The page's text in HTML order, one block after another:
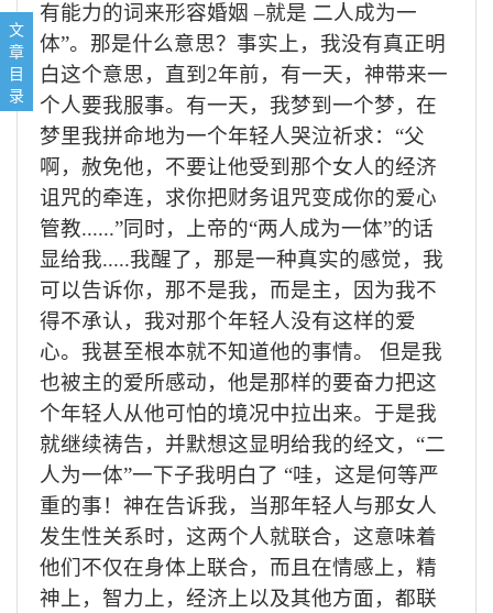
文
章
目
录
1，离婚是全球性的问题
2，完美的婚姻计划被这堕落的世界破坏
3，婚姻的目的 – 二人成为一体
有能力的词来形容婚姻–就是 二人成为一
体”。那是什么意思？事实上，我没有真正明
白这个意思，直到 2年前，有一天，神带来一
个人要我服事。有一天，我梦到一个梦，在
梦里我拼命地为一个年轻人哭泣祈求：“父
啊，赦免他，不要让他受到那个女人的经济
诅咒的牵连，求你把财务诅咒变成你的爱心
管教......”同时，上帝的“两人成为一体”的话
显给我.....我醒了，那是一种真实的感觉，我
可以告诉你，那不是我，而是主，因为我不
得不承认，我对那个年轻人没有这样的爱
心。我甚至根本就不知道他的事情。
但是我
也被主的爱所感动，他是那样的要奋力把这
个年轻人从他可怕的境况中拉出来。于是我
就继续祷告，并默想这显明给我的经文，“二
人为一体”一下子我明白了 “哇，这是何等严
重的事！神在告诉我，当那年轻人与那女人
发生性关系时，这两个人就联合，这意味着
他们不仅在身体上联合，而且在情感上，精
神上，智力上，经济上以及其他方面，都联